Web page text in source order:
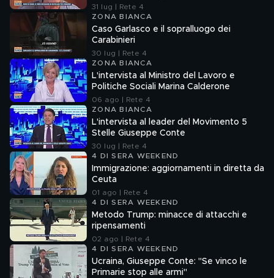
31 lug | Rete 4
ZONA BIANCA
Caso Garlasco e il sopralluogo dei
Carabinieri
30 lug | Rete 4
ZONA BIANCA
L'intervista al Ministro del Lavoro e
Politiche Sociali Marina Calderone
06 ago | Rete 4
ZONA BIANCA
L'intervista al leader del Movimento 5
Stelle Giuseppe Conte
30 lug | Rete 4
4 DI SERA WEEKEND
Immigrazione: aggiornamenti in diretta da
Ceuta
01 ago | Rete 4
4 DI SERA WEEKEND
Metodo Trump: minacce di attacchi e
ripensamenti
02 ago | Rete 4
4 DI SERA WEEKEND
Ucraina, Giuseppe Conte: "Se vinco le
Primarie stop alle armi"